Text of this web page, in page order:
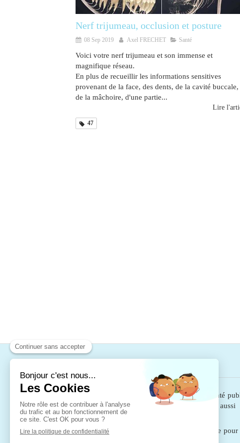
Nerf trijumeau, occlusion et posture
08 Sep 2019 Axel FRECHET Santé
Voici votre nerf trijumeau et son immense et
magnifique réseau.
En plus de recueillir les informations sensitives
provenant de la face, des dents, de la cavité buccale,
de la mâchoire, d'une partie...
Lire
47
est reconnue par le code de santé
par la communauté médicale. Elle est aussi
l’Organisation Mondiale de la Santé ( OMS )
N'hésitez pas à consulter les autres pages du site